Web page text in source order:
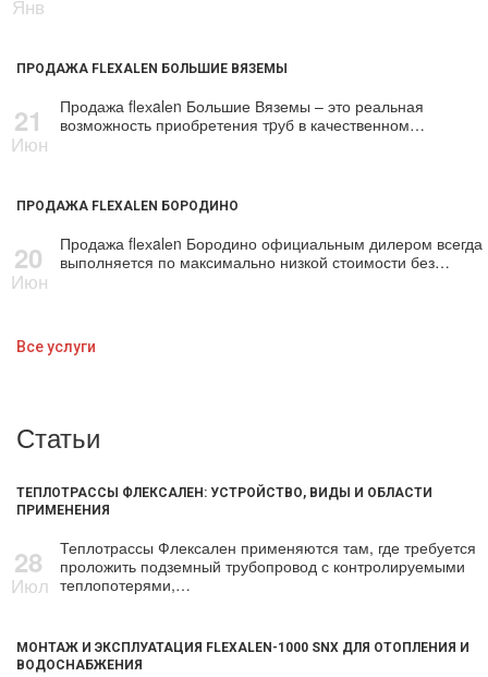
Янв
ПРОДАЖА FLEXALEN БОЛЬШИЕ ВЯЗЕМЫ
21
Июн
Продажа flехalеn Большие Вяземы – это реальная
возможность приобретения тpуб в качественном…
ПРОДАЖА FLEXALEN БОРОДИНО
20
Июн
Продажа flехalеn Бородино официальным дилером всегда
выполняется по максимально низкой стоимости без…
Все услуги
Статьи
ТЕПЛОТРАССЫ ФЛЕКСАЛЕН: УСТРОЙСТВО, ВИДЫ И ОБЛАСТИ
ПРИМЕНЕНИЯ
28
Июл
Теплотрассы Флексален применяются там, где требуется
проложить подземный трубопровод с контролируемыми
теплопотерями,…
МОНТАЖ И ЭКСПЛУАТАЦИЯ FLEXALEN-1000 SNX ДЛЯ ОТОПЛЕНИЯ И
ВОДОСНАБЖЕНИЯ